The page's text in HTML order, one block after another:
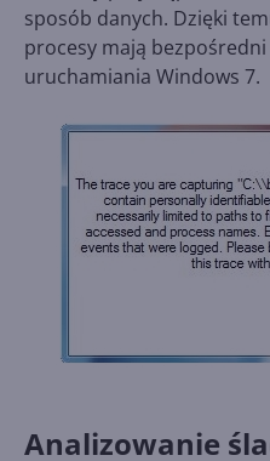
sposób danych. Dzięki
procesy mają bezpośredni
uruchamiania Windows 7.
Analizowanie